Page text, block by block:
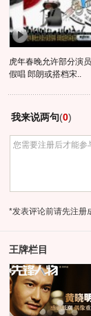
虎年春晚允许部分演员
假唱 郎朗或搭档宋..
我来说两句(0)
*发表评论前请先注册
王牌栏目